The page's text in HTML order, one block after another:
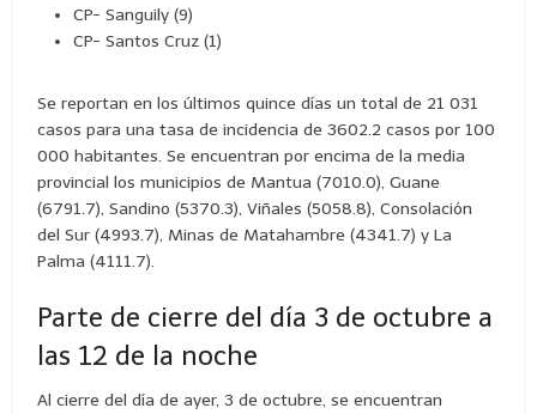
CP- Sanguily (9)
CP- Santos Cruz (1)
Se reportan en los últimos quince días un total de 21 031
casos para una tasa de incidencia de 3602.2 casos por 100
000 habitantes. Se encuentran por encima de la media
provincial los municipios de Mantua (7010.0), Guane
(6791.7), Sandino (5370.3), Viñales (5058.8), Consolación
del Sur (4993.7), Minas de Matahambre (4341.7) y La
Palma (4111.7).
Parte de cierre del día 3 de octubre a
las 12 de la noche
Al cierre del día de ayer, 3 de octubre, se encuentran